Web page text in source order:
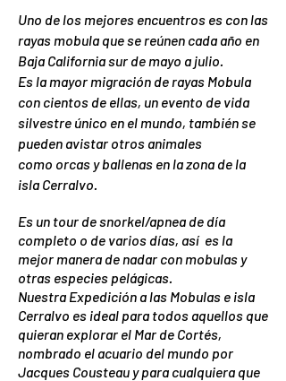
Uno de los mejores encuentros es con las
rayas mobula que se reúnen cada año en
Baja California sur de mayo a julio.
Es la mayor migración de rayas Mobula
con cientos de ellas, un evento de vida
silvestre único en el mundo, también se
pueden avistar otros animales
como orcas y ballenas en la zona de la
isla Cerralvo.
Es un tour de snorkel/apnea de día
completo o de varios días, así es la
mejor manera de nadar con mobulas y
otras especies pelágicas.
Nuestra Expedición a las Mobulas e isla
Cerralvo es ideal para todos aquellos que
quieran explorar el Mar de Cortés,
nombrado el acuario del mundo por
Jacques Cousteau y para cualquiera que